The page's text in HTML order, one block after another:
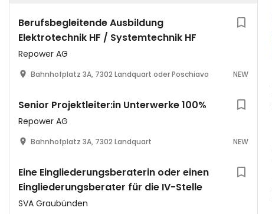
Berufsbegleitende Ausbildung
Elektrotechnik HF / Systemtechnik HF
Repower AG
Bahnhofplatz 3A, 7302 Landquart oder Poschiavo NEW
Senior Projektleiter:in Unterwerke 100%
Repower AG
Bahnhofplatz 3A, 7302 Landquart NEW
Eine Eingliederungsberaterin oder einen
Eingliederungsberater für die IV-Stelle
SVA Graubünden